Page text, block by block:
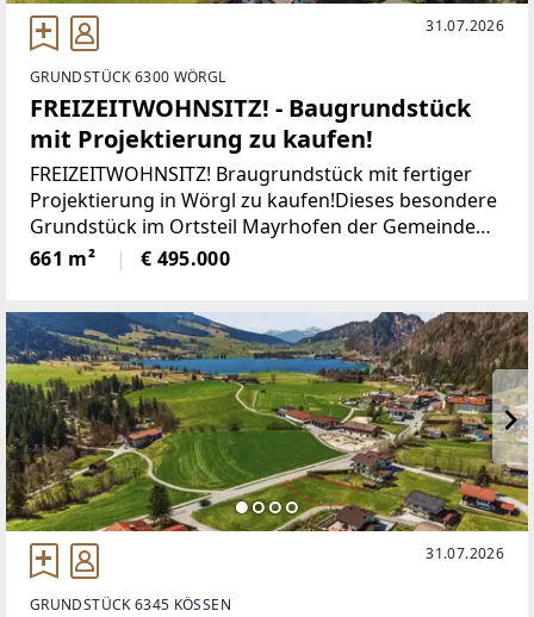
31.07.2026
GRUNDSTÜCK 6300 WÖRGL
FREIZEITWOHNSITZ! - Baugrundstück
mit Projektierung zu kaufen!
FREIZEITWOHNSITZ! Braugrundstück mit fertiger
Projektierung in Wörgl zu kaufen!Dieses besondere
Grundstück im Ortsteil Mayrhofen der Gemeinde
Wörgl bietet mit einer Fläche von 661 m² die ideale
Basis für Ihr neues Zuhause oder Ihr ganz
661 m² € 495.000
31.07.2026
GRUNDSTÜCK 6345 KÖSSEN